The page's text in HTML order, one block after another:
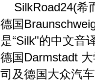
SilkRoad24(希
德国
是“Silk"的中文音
德国 Darmstadt
司及德国大众汽车